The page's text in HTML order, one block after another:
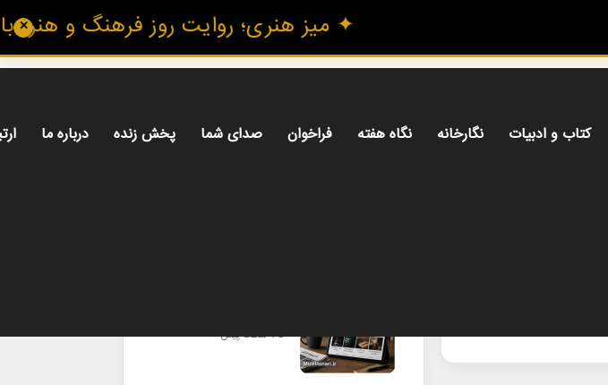
کتاب و ادبیات نگارخانه نگاه هفته فراخوان صدای شما پخش زنده درباره ما
9 ساعت پیش
✕✦ میز هنری؛ روایت روز فرهنگ و هنر، با